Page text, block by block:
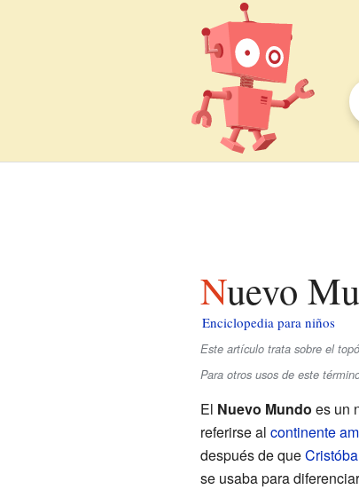
Nuevo
Enciclopedia para niños
Este artículo trata sobre el
Para otros usos de este
El Nuevo Mundo es un
referirse al continente
después de que
se usaba para